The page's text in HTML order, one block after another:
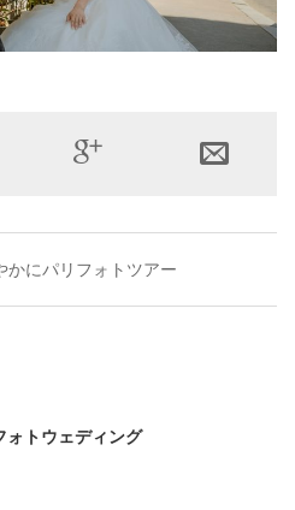
かにパリフォトツアー
ォトウェディング